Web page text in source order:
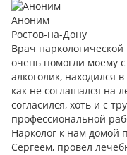
Аноним
Ростов-на-Дону
Врач
очень помогли моему
алкоголик, находился
как не соглашался на
согласился, хоть и с
профессиональной
Нарколог к нам домой
Сергеем, провёл